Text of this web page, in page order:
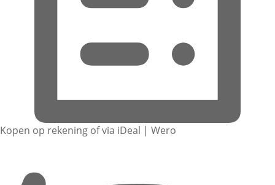
Kopen op rekening of via iDeal | Wero